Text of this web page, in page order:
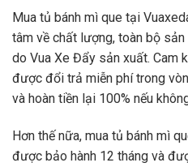
Mua tủ bánh mì que tại
tâm về chất lượng, toàn bộ
do Vua Xe Đẩy sản xuất. Cam
được đổi trả miễn phí trong
và hoàn tiền lại 100% nếu
Hơn thế nữa, mua tủ bánh mì
được bảo hành 12 tháng và